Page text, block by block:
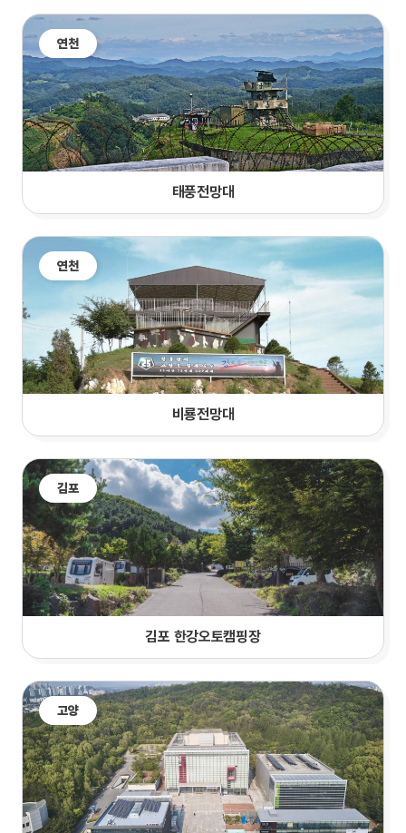
연천
태풍전망대
연천
비룡전망대
김포
김포 한강오토캠핑장
고양